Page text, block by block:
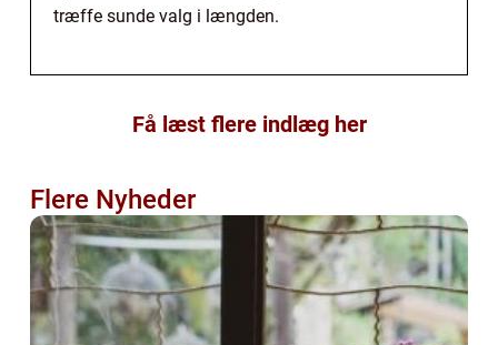
træffe sunde valg i længden.
Få læst flere indlæg her
Flere Nyheder